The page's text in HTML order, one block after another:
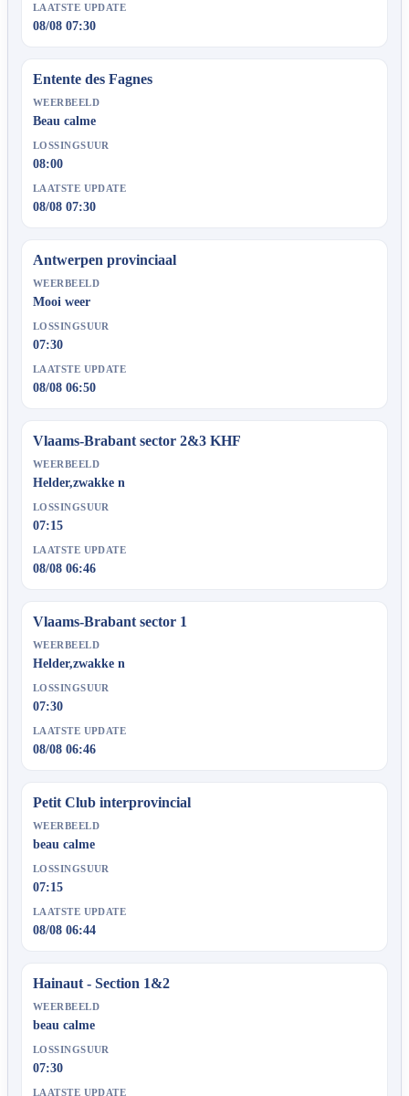
LAATSTE UPDATE
08/08 07:30
Entente des Fagnes
WEERBEELD
Beau calme
LOSSINGSUUR
08:00
LAATSTE UPDATE
08/08 07:30
Antwerpen provinciaal
WEERBEELD
Mooi weer
LOSSINGSUUR
07:30
LAATSTE UPDATE
08/08 06:50
Vlaams-Brabant sector 2&3 KHF
WEERBEELD
Helder,zwakke n
LOSSINGSUUR
07:15
LAATSTE UPDATE
08/08 06:46
Vlaams-Brabant sector 1
WEERBEELD
Helder,zwakke n
LOSSINGSUUR
07:30
LAATSTE UPDATE
08/08 06:46
Petit Club interprovincial
WEERBEELD
beau calme
LOSSINGSUUR
07:15
LAATSTE UPDATE
08/08 06:44
Hainaut - Section 1&2
WEERBEELD
beau calme
LOSSINGSUUR
07:30
LAATSTE UPDATE